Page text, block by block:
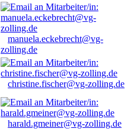
manuela.eckebrecht@vg-
zolling.de
christine.fischer@vg-zolling.de
harald.gmeiner@vg-zolling.de